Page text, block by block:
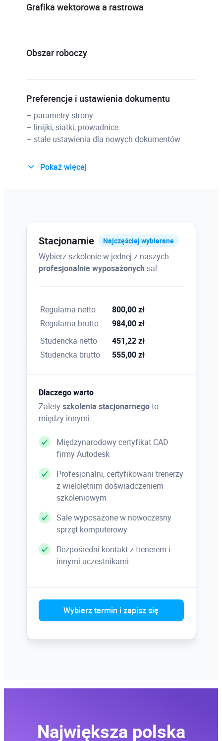
Grafika wektorowa a rastrowa
Obszar roboczy
Preferencje i ustawienia dokumentu
– parametry strony
– linijki, siatki, prowadnice
– stałe ustawienia dla nowych dokumentów
Zarządzanie obiektami
– rozmieszczenie obiektów
– zmiana kolejności
– grupowanie
– blokowanie
Wypełnienia i kontury
– wypełnienia podstawowe
– desenie
– wypełnienia siatkowe
– kontury i ich zakończenia
Transformacja obiektów
– narzędzia do transformacji
– dzielenie i usówanie części obiektów
– skalowanie, obracanie, pochylanie, lustrzane
odbicie
– spawanie, przycinanie, część wspólna
Tworzenie i edycja tekstu
Pokaż więcej
Stacjonarnie Najczęściej wybierane
Wybierz szkolenie w jednej z naszych
profesjonalnie wyposażonych sal.
Regularna netto
800,00 zł
Regularna brutto
984,00 zł
Studencka netto
451,22 zł
Studencka brutto
555,00 zł
Dlaczego warto
Zaletyszkolenia stacjonarnegoto
między innymi:
Międzynarodowy certyfikat CAD
firmy Autodesk
Profesjonalni, certyfikowani trenerzy
z wieloletnim doświadczeniem
szkoleniowym
Sale wyposażone w nowoczesny
sprzęt komputerowy
Bezpośredni kontakt z trenerem i
innymi uczestnikami
Wybierz termin i zapisz się
Największa polska